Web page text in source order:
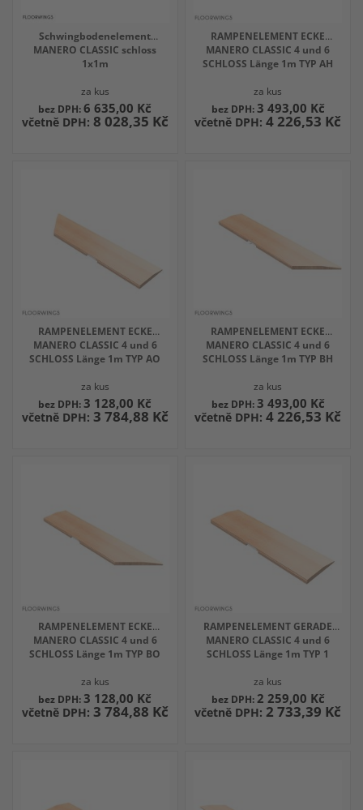
Schwingbodenelement
MANERO CLASSIC schloss
1x1m
za kus
8 028,35 Kč
6 635,00 Kč
RAMPENELEMENT ECKE
MANERO CLASSIC 4 und 6
SCHLOSS Länge 1m TYP AH
za kus
4 226,53 Kč
3 493,00 Kč
RAMPENELEMENT ECKE
MANERO CLASSIC 4 und 6
SCHLOSS Länge 1m TYP AO
za kus
3 784,88 Kč
3 128,00 Kč
RAMPENELEMENT ECKE
MANERO CLASSIC 4 und 6
SCHLOSS Länge 1m TYP BH
za kus
4 226,53 Kč
3 493,00 Kč
RAMPENELEMENT ECKE
MANERO CLASSIC 4 und 6
SCHLOSS Länge 1m TYP BO
za kus
3 784,88 Kč
3 128,00 Kč
RAMPENELEMENT GERADE
MANERO CLASSIC 4 und 6
SCHLOSS Länge 1m TYP 1
za kus
2 733,39 Kč
2 259,00 Kč